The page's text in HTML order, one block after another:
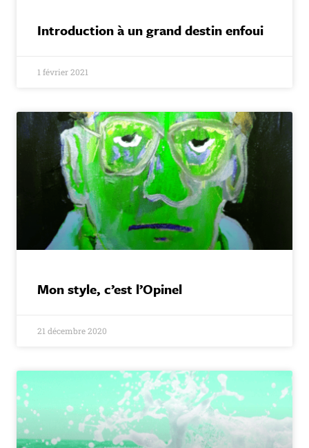
Introduction à un grand destin enfoui
1 février 2021
Mon style, c’est l’Opinel
21 décembre 2020